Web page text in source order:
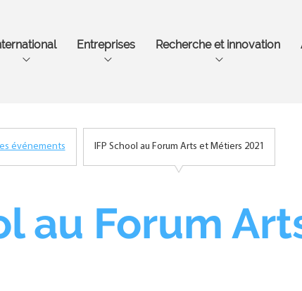
contenu
Entreprises Recherche et innovation
événements IFP School au Forum Arts et Métiers 2021
au Forum